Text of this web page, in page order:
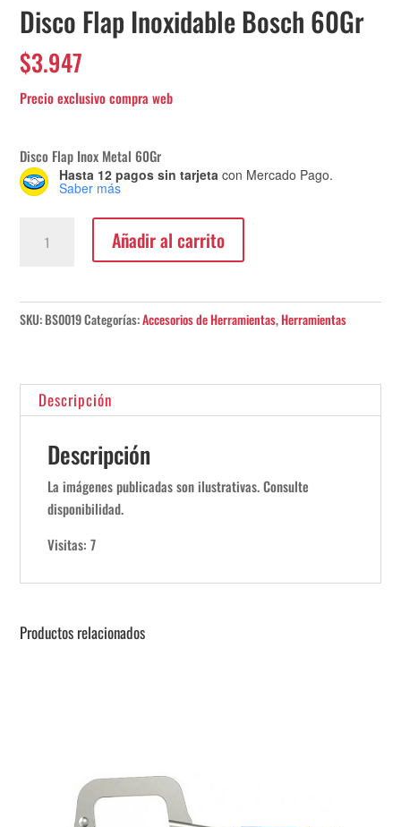
Disco Flap Inoxidable Bosch 60Gr
$3.947
Disco Flap Inox Metal 60Gr
Hasta 12 pagos sin tarjeta con Mercado Pago.
Saber más
60Gr
Añadir al carrito
SKU:BS0019Categorías:Accesorios de Herramientas,Herramientas
Descripción
Descripción
La imágenes publicadas son ilustrativas. Consulte
disponibilidad.
Visitas: 7
Productos relacionados